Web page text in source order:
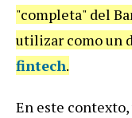
"completa" del
utilizar como un
fintech.
En este contexto,